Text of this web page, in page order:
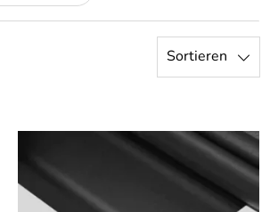
Sortieren